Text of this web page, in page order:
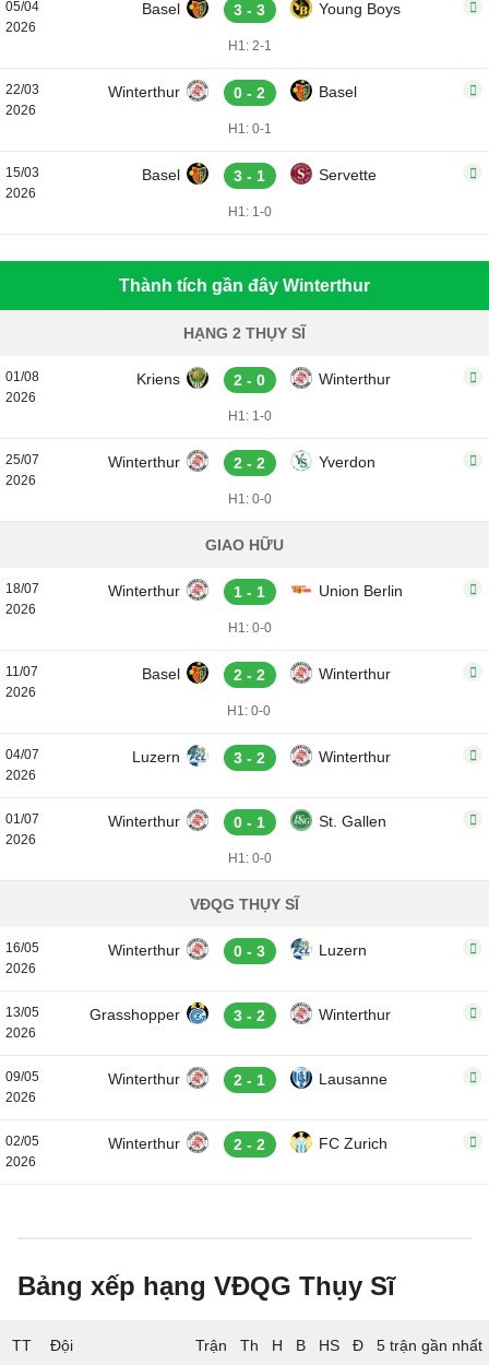
05/04
2026
Basel 3 - 3 Young Boys
H1: 2-1
22/03
2026
Winterthur 0 - 2 Basel
H1: 0-1
15/03
2026
Basel 3 - 1 Servette
H1: 1-0
Thành tích gần đây Winterthur
HẠNG 2 THỤY SĨ
01/08
2026
Kriens 2 - 0 Winterthur
H1: 1-0
25/07
2026
Winterthur 2 - 2 Yverdon
H1: 0-0
GIAO HỮU
18/07
2026
Winterthur 1 - 1 Union Berlin
H1: 0-0
11/07
2026
Basel 2 - 2 Winterthur
H1: 0-0
04/07
2026
Luzern 3 - 2 Winterthur
01/07
2026
Winterthur 0 - 1 St. Gallen
H1: 0-0
VĐQG THỤY SĨ
16/05
2026
Winterthur 0 - 3 Luzern
13/05
2026
Grasshopper 3 - 2 Winterthur
09/05
2026
Winterthur 2 - 1 Lausanne
02/05
2026
Winterthur 2 - 2 FC Zurich
Bảng xếp hạng VĐQG Thụy Sĩ
TT Đội 5 trận gần nhất